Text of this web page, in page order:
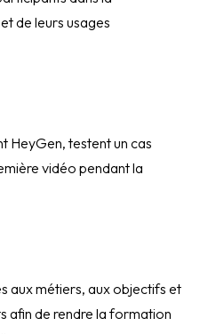
de leurs usages
HeyGen, testent un cas
vidéo pendant la
aux métiers, aux objectifs et
afin de rendre la formation